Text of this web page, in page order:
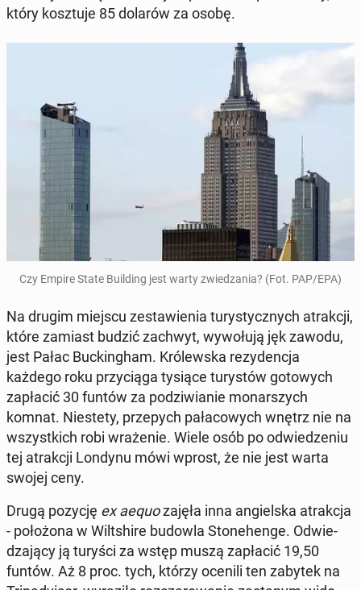
który kosz­tu­je 85 dolarów za osobę.
Czy Empire State Bu­il­ding jest warty zwie­dza­nia? (Fot. PAP/EPA)
Na drugim miejscu ze­sta­wie­nia tu­ry­stycz­nych atrak­cji,
które zamiast budzić zachwyt, wy­wo­łu­ją jęk zawodu,
jest Pałac Buc­kin­gham. Kró­lew­ska re­zy­den­cja
każdego roku przy­cią­ga tysiące tu­ry­stów go­to­wych
za­pła­cić 30 funtów za po­dzi­wia­nie mo­nar­szych
komnat. Nie­ste­ty, prze­pych pa­ła­co­wych wnętrz nie na
wszyst­kich robi wra­że­nie. Wiele osób po od­wie­dze­niu
tej atrak­cji Londynu mówi wprost, że nie jest warta
swojej ceny.
Drugą pozycję ex aequozajęła inna an­giel­ska atrak­cja
- po­ło­żo­na w Wilt­shi­re budowla Sto­ne­hen­ge. Od­wie­
dza­ją­cy ją turyści za wstęp muszą za­pła­cić 19,50
funtów. Aż 8 proc. tych, którzy ocenili ten zabytek na